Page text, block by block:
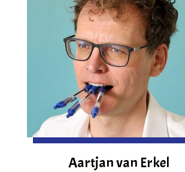
Aartjan van Erkel